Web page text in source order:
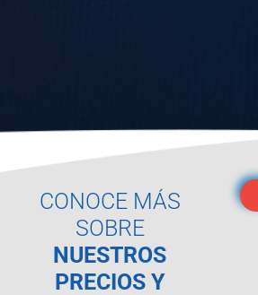
CONOCE MÁS
SOBRE
NUESTROS
PRECIOS Y